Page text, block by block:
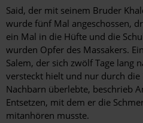
Said, der mit seinem Bruder
wurde fünf Mal angeschossen,
ein Mal in die Hüfte und die
wurden Opfer des Massakers.
Salem, der sich zwölf Tage lang
versteckt hielt und nur durch
Nachbarn überlebte, beschrieb
Entsetzen, mit dem er die
mitanhören musste.